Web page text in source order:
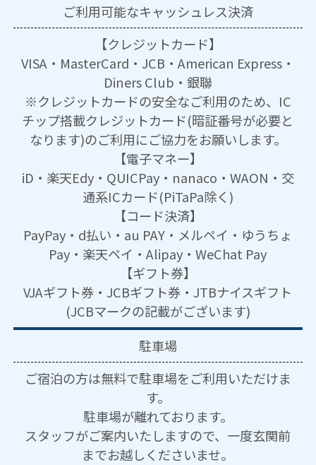
ご利用可能なキャッシュレス決済
【クレジットカード】
VISA・MasterCard・JCB・American Express・
Diners Club・銀聯
※クレジットカードの安全なご利用のため、IC
チップ搭載クレジットカード(暗証番号が必要と
なります)のご利用にご協力をお願いします。
【電子マネー】
iD・楽天Edy・QUICPay・nanaco・WAON・交
通系ICカード(PiTaPa除く)
【コード決済】
PayPay・d払い・au PAY・メルペイ・ゆうちょ
Pay・楽天ペイ・Alipay・WeChat Pay
【ギフト券】
VJAギフト券・JCBギフト券・JTBナイスギフト
(JCBマークの記載がございます)
駐車場
ご宿泊の方は無料で駐車場をご利用いただけま
す。
駐車場が離れております。
スタッフがご案内いたしますので、一度玄関前
までお越しくださいませ。